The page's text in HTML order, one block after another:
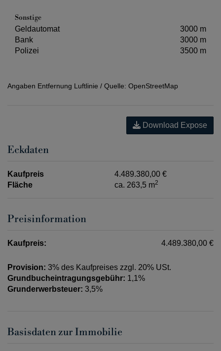
Sonstige
Geldautomat
3000 m
Bank
3000 m
Polizei
3500 m
Angaben Entfernung Luftlinie / Quelle: OpenStreetMap
Download Expose
Eckdaten
Kaufpreis
4.489.380,00 €
Fläche
ca. 263,5 m2
Preisinformation
Kaufpreis: 4.489.380,00 €
Provision: 3% des Kaufpreises zzgl. 20% USt.
Grundbucheintragungsgebühr: 1,1%
Grunderwerbsteuer: 3,5%
Basisdaten zur Immobilie